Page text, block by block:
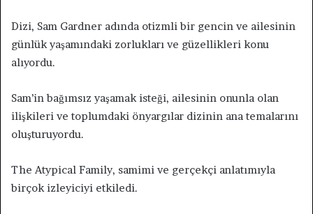
Dizi, Sam Gardner adında otizmli bir gencin ve ailesinin
günlük yaşamındaki zorlukları ve güzellikleri konu
alıyordu.
Sam’in bağımsız yaşamak isteği, ailesinin onunla olan
ilişkileri ve toplumdaki önyargılar dizinin ana temalarını
oluşturuyordu.
The Atypical Family, samimi ve gerçekçi anlatımıyla
birçok izleyiciyi etkiledi.